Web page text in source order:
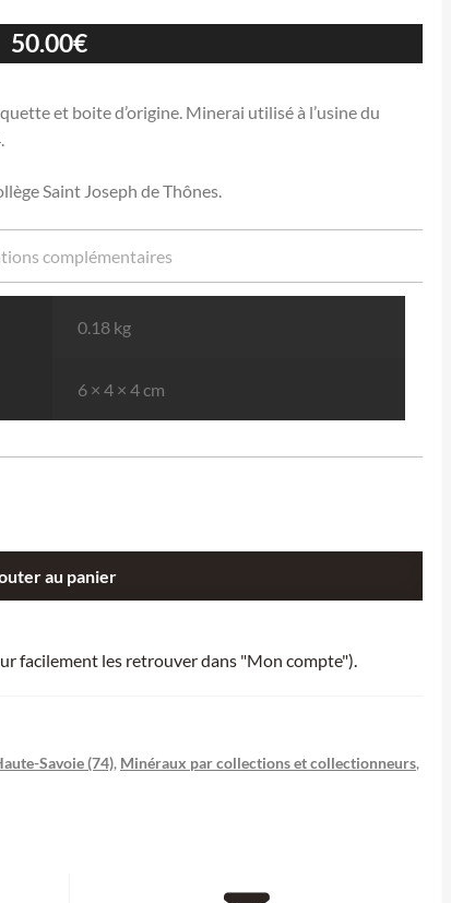
50.00€
et boite d’origine. Minerai utilisé à l’usine du
Saint Joseph de Thônes.
complémentaires
0.18 kg
6 × 4 × 4 cm
au panier
facilement les retrouver dans "Mon compte").
Savoie (74), Minéraux par collections et collectionneurs,